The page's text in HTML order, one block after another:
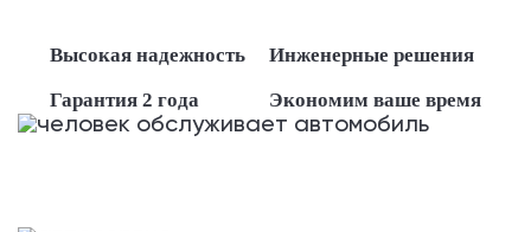
Высокая надежность
Инженерные решения
Гарантия 2 года
Экономим ваше время